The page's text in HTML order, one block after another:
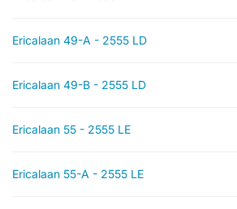
Ericalaan 49-A - 2555 LD
Ericalaan 49-B - 2555 LD
Ericalaan 55 - 2555 LE
Ericalaan 55-A - 2555 LE